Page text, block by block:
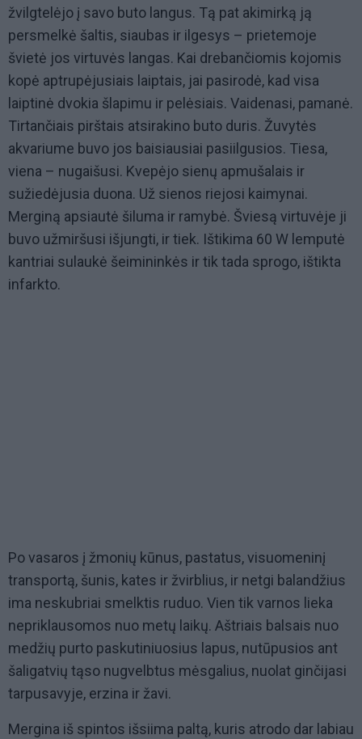
žvilgtelėjo į savo buto langus. Tą pat akimirką ją
persmelkė šaltis, siaubas ir ilgesys – prietemoje
švietė jos virtuvės langas. Kai drebančiomis kojomis
kopė aptrupėjusiais laiptais, jai pasirodė, kad visa
laiptinė dvokia šlapimu ir pelėsiais. Vaidenasi, pamanė.
Tirtančiais pirštais atsirakino buto duris. Žuvytės
akvariume buvo jos baisiausiai pasiilgusios. Tiesa,
viena – nugaišusi. Kvepėjo sienų apmušalais ir
sužiedėjusia duona. Už sienos riejosi kaimynai.
Merginą apsiautė šiluma ir ramybė. Šviesą virtuvėje ji
buvo užmiršusi išjungti, ir tiek. Ištikima 60 W lemputė
kantriai sulaukė šeimininkės ir tik tada sprogo, ištikta
infarkto.
Po vasaros į žmonių kūnus, pastatus, visuomeninį
transportą, šunis, kates ir žvirblius, ir netgi balandžius
ima neskubriai smelktis ruduo. Vien tik varnos lieka
nepriklausomos nuo metų laikų. Aštriais balsais nuo
medžių purto paskutiniuosius lapus, nutūpusios ant
šaligatvių tąso nugvelbtus mėsgalius, nuolat ginčijasi
tarpusavyje, erzina ir žavi.
Mergina iš spintos išsiima paltą, kuris atrodo dar labiau